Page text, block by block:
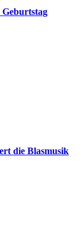
die Blasmusik